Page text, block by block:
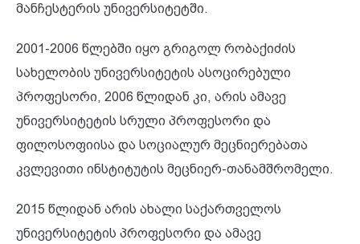
მანჩესტერის უნივერსიტეტში.
2001-2006 წლებში იყო გრიგოლ რობაქიძის
სახელობის უნივერსიტეტის ასოცირებული
პროფესორი, 2006 წლიდან კი, არის ამავე
უნივერსიტეტის სრული პროფესორი და
ფილოსოფიისა და სოციალურ მეცნიერებათა
კვლევითი ინსტიტუტის მეცნიერ-თანამშრომელი.
2015 წლიდან არის ახალი საქართველოს
უნივერსიტეტის პროფესორი და ამავე